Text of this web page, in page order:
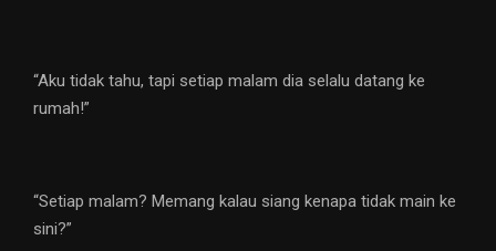
“Aku tidak tahu, tapi setiap malam dia selalu datang ke
rumah!”
“Setiap malam? Memang kalau siang kenapa tidak main ke
sini?”